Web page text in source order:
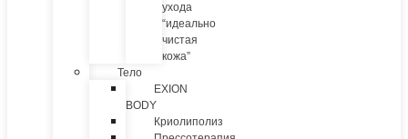
ухода
“идеально
чистая
кожа”
Тело
EXION
BODY
Криолиполиз